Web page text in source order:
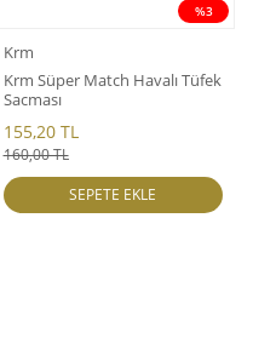
%3
Krm
Krm Süper Match Havalı Tüfek
Sacması
155,20 TL
160,00 TL
SEPETE EKLE